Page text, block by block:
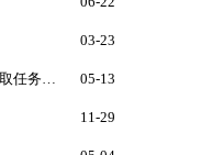
03-23
谷歌浏览器插件推荐适合处理网络数据爬取任务的合集 05-13
11-29